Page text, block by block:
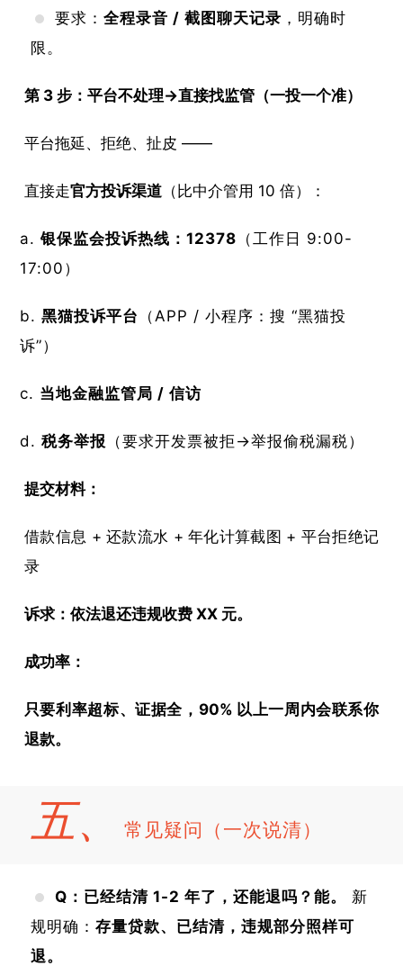
要求： 全程录音 / 截图聊天记录 ，明确时
限。
第 3 步：平台不处理→直接找监管（一投一个准）
平台拖延、拒绝、扯皮 ——
直接走官方投诉渠道（比中介管用 10 倍）：
银保监会投诉热线：12378 （工作日 9:00-
17:00）
黑猫投诉平台
（APP / 小程序：搜 “黑猫投
诉”）
当地金融监管局 / 信访
税务举报 （要求开发票被拒→举报偷税漏税）
提交材料：
借款信息 + 还款流水 + 年化计算截图 + 平台拒绝记
录
诉求：依法退还违规收费 XX 元。
成功率：
只要利率超标、证据全，90% 以上一周内会联系你
退款。
五、 常见疑问（一次说清）
Q：已经结清 1-2 年了，还能退吗？ 能。
新
规明确： 存量贷款、已结清，违规部分照样可
退。